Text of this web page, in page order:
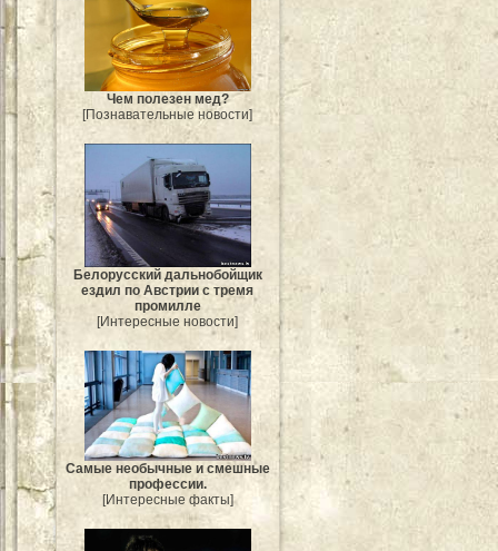
Чем полезен мед?
[Познавательные новости]
Белорусский дальнобойщик
ездил по Австрии с тремя
промилле
[Интересные новости]
Самые необычные и смешные
профессии.
[Интересные факты]